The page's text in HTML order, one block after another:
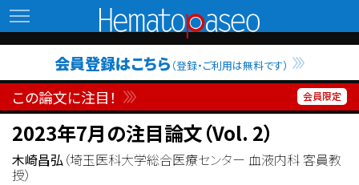
Hematopaseo
会員登録はこちら （登録・ご利用は無料です）
この論文に注目！
2023年7月の注目論文（Vol. 2）
木崎昌弘（埼玉医科大学総合医療センター 血液内科 客員教
授）